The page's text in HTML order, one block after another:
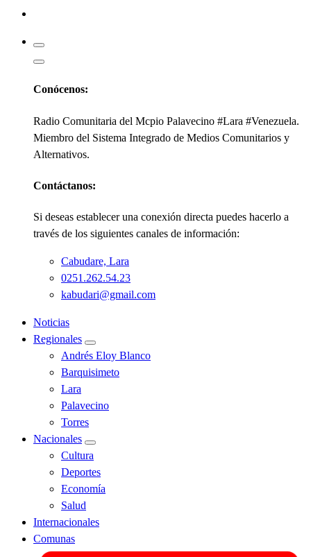
Kabudari
Conócenos:
Radio Comunitaria del Mcpio Palavecino #Lara #Venezuela.
Miembro del Sistema Integrado de Medios Comunitarios y
Alternativos.
Contáctanos:
Si deseas establecer una conexión directa puedes hacerlo a
través de los siguientes canales de información:
Cabudare, Lara
0251.262.54.23
kabudari@gmail.com
Noticias
Regionales
Andrés Eloy Blanco
Barquisimeto
Lara
Palavecino
Torres
Nacionales
Cultura
Deportes
Economía
Salud
Internacionales
Comunas